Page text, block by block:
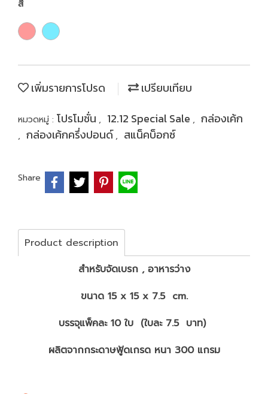
สี
เพิ่มรายการโปรด เปรียบเทียบ
หมวดหมู่ : โปรโมชั่น , 12.12 Special Sale , กล่องเค้ก
, กล่องเค้กครึ่งปอนด์, สแน็คบ็อกซ์
Share
Product description
สำหรับจัดเบรก , อาหารว่าง
ขนาด 15 x 15 x 7.5 cm.
บรรจุแพ็คละ 10 ใบ (ใบละ 7.5 บาท)
ผลิตจากกระดาษฟู้ดเกรด หนา 300 แกรม